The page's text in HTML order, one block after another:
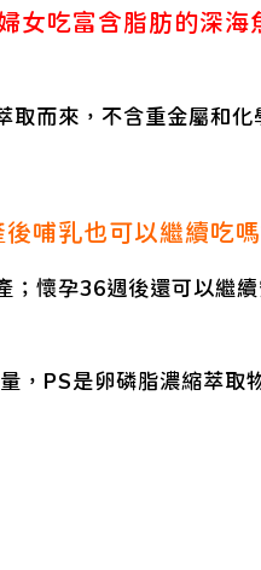
吃富含脂肪的深海
而來，不含重金屬和
哺乳也可以繼續吃
懷孕36週後還可以繼
PS是卵磷脂濃縮萃取